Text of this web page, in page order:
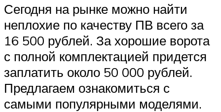
Сегодня на рынке можно найти
неплохие по качеству ПВ всего за
16 500 рублей. За хорошие ворота
с полной комплектацией придется
заплатить около 50 000 рублей.
Предлагаем ознакомиться с
самыми популярными моделями.